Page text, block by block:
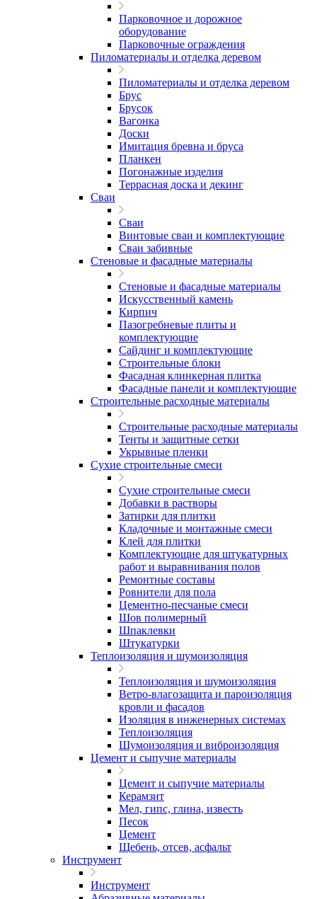
Парковочное и дорожное
оборудование
Парковочные ограждения
Пиломатериалы и отделка деревом
Пиломатериалы и отделка деревом
Брус
Брусок
Вагонка
Доски
Имитация бревна и бруса
Планкен
Погонажные изделия
Террасная доска и декинг
Сваи
Сваи
Винтовые сваи и комплектующие
Сваи забивные
Стеновые и фасадные материалы
Стеновые и фасадные материалы
Искусственный камень
Кирпич
Пазогребневые плиты и
комплектующие
Сайдинг и комплектующие
Строительные блоки
Фасадная клинкерная плитка
Фасадные панели и комплектующие
Строительные расходные материалы
Строительные расходные материалы
Тенты и защитные сетки
Укрывные пленки
Сухие строительные смеси
Сухие строительные смеси
Добавки в растворы
Затирки для плитки
Кладочные и монтажные смеси
Клей для плитки
Комплектующие для штукатурных
работ и выравнивания полов
Ремонтные составы
Ровнители для пола
Цементно-песчаные смеси
Шов полимерный
Шпаклевки
Штукатурки
Теплоизоляция и шумоизоляция
Теплоизоляция и шумоизоляция
Ветро-влагозащита и пароизоляция
кровли и фасадов
Изоляция в инженерных системах
Теплоизоляция
Шумоизоляция и виброизоляция
Цемент и сыпучие материалы
Цемент и сыпучие материалы
Керамзит
Мел, гипс, глина, известь
Песок
Цемент
Щебень, отсев, асфальт
Инструмент
Инструмент